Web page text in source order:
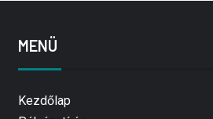
MENÜ
Kezdőlap